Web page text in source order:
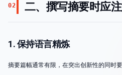
02 二、撰写摘要时应
1. 保持语言精炼
摘要篇幅通常有限，在突出创新性的同时